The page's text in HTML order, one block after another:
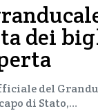
dei
del
di Stato,…